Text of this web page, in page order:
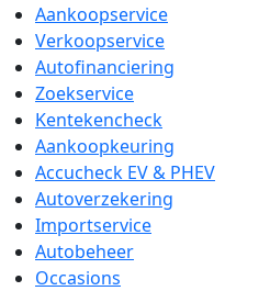
Aankoopservice
Verkoopservice
Autofinanciering
Zoekservice
Kentekencheck
Aankoopkeuring
Accucheck EV & PHEV
Autoverzekering
Importservice
Autobeheer
Occasions